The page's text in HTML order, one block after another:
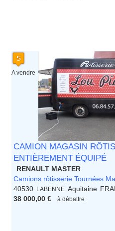
A vendre
CAMION MAGASIN
ENTIÈREMENT ÉQUIPÉ
RENAULT MASTER
Camions rôtisserie Tournées
40530 LABENNE Aquitaine
38 000,00 €
à débattre